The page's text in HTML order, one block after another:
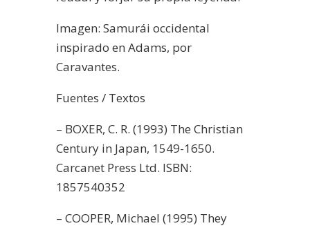
Imagen: Samurái occidental
inspirado en Adams, por
Caravantes.
Fuentes / Textos
– BOXER, C. R. (1993) The Christian
Century in Japan, 1549-1650.
Carcanet Press Ltd. ISBN:
1857540352
– COOPER, Michael (1995) They